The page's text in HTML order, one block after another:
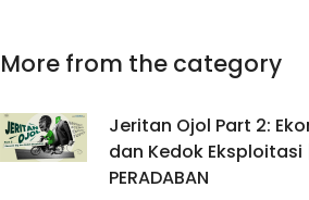
More from the category
Jeritan Ojol Part 2:
dan Kedok Eksploitasi
PERADABAN